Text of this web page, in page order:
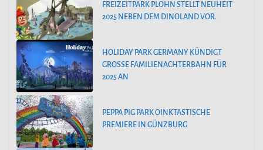
FREIZEITPARK PLOHN STELLT NEUHEIT
2025 NEBEN DEM DINOLAND VOR.
HOLIDAY PARK GERMANY KÜNDIGT
GROSSE FAMILIENACHTERBAHN FÜR 2
025 AN
PEPPA PIG PARK OINKTASTISCHE
PREMIERE IN GÜNZBURG